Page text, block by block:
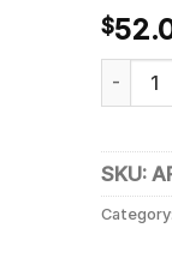
$
SKU: